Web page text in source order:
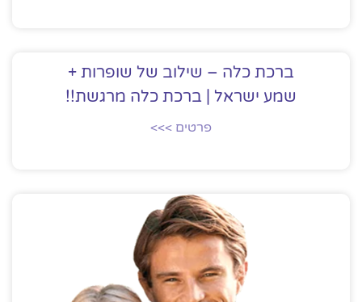
ברכת כלה – שילוב של שופרות +
שמע ישראל | ברכת כלה מרגשת!!
פרטים >>>